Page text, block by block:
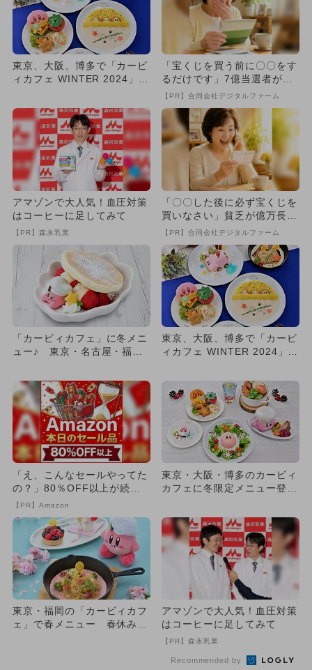
東京、大阪、博多で「カービ
ィカフェ WINTER 2024」開
「宝くじを買う前に〇〇をす
るだけです」7億当選者が続
出
【PR】合同会社デジタルファーム
アマゾンで大人気！血圧対策
はコーヒーに足してみて
【PR】森永乳業
「〇〇した後に必ず宝くじを
買いなさい」貧乏が億万長者
に
【PR】合同会社デジタルファーム
「カービィカフェ」に冬メニ
ュー♪ 東京・名古屋・福岡
東京、大阪、博多で「カービ
ィカフェ WINTER 2024」開
「え、こんなセールやってた
の？」80％OFF以上が続々
登場！Amazonの本気が...
【PR】Amazon
東京・大阪・博多のカービィ
カフェに冬限定メニュー登
東京・福岡の「カービィカフ
ェ」で春メニュー 春休みや
アマゾンで大人気！血圧対策
はコーヒーに足してみて
【PR】森永乳業
Recommended by